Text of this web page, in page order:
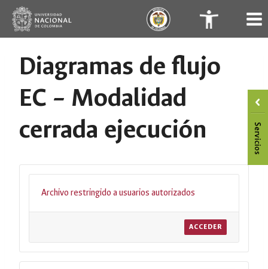
Saltar
contenido
. .
Diagramas de flujo
EC – Modalidad
cerrada ejecución
Archivo restringido a usuarios autorizados
ACCEDER